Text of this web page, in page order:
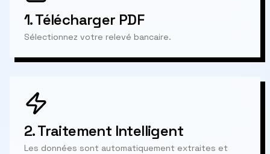
1.Télécharger PDF
Sélectionnez votre relevé bancaire.
2.Traitement Intelligent
Les données sont automatiquement extraites et